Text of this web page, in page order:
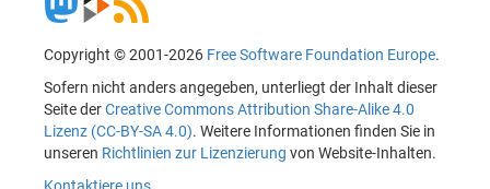
Copyright © 2001-2026 Free Software Foundation Europe.
Sofern nicht anders angegeben, unterliegt der Inhalt dieser
Seite derCreative Commons Attribution Share-Alike 4.0
Lizenz (CC-BY-SA 4.0). Weitere Informationen finden Sie in
unseren Richtlinien zur Lizenzierung von Website-Inhalten.